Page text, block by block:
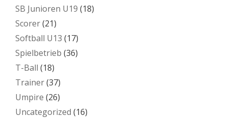
SB Junioren U19 (18)
Scorer(21)
Softball U13 (17)
Spielbetrieb (36)
T-Ball (18)
Trainer(37)
Umpire (26)
Uncategorized (16)